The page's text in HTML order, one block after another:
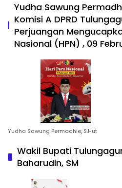
Yudha Sawung
Komisi A DPRD
Perjuangan
Nasional (HPN) , 09
Yudha Sawung Permadhie, S.Hut
Wakil Bupati
Baharudin, SM